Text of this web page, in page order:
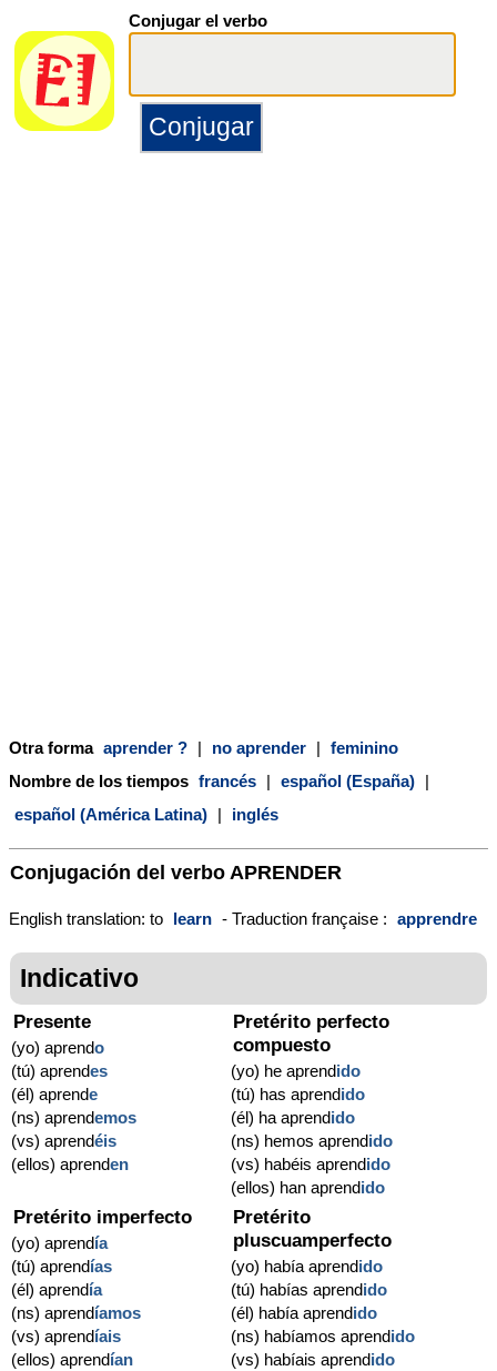
Conjugar el verbo
Otra forma aprender ? | no aprender | feminino
Nombre de los tiempos francés | español (España) |
español (América Latina) | inglés
Conjugación del verbo APRENDER
English translation: to learn - Traduction française : apprendre
Indicativo
Presente
(yo) aprendo
(tú) aprendes
(él) aprende
(ns) aprendemos
(vs) aprendéis
(ellos) aprenden
Pretérito perfecto
compuesto
(yo) he aprendido
(tú) has aprendido
(él) ha aprendido
(ns) hemos aprendido
(vs) habéis aprendido
(ellos) han aprendido
Pretérito imperfecto
(yo) aprendía
(tú) aprendías
(él) aprendía
(ns) aprendíamos
(vs) aprendíais
(ellos) aprendían
Pretérito
pluscuamperfecto
(yo) había aprendido
(tú) habías aprendido
(él) había aprendido
(ns) habíamos aprendido
(vs) habíais aprendido